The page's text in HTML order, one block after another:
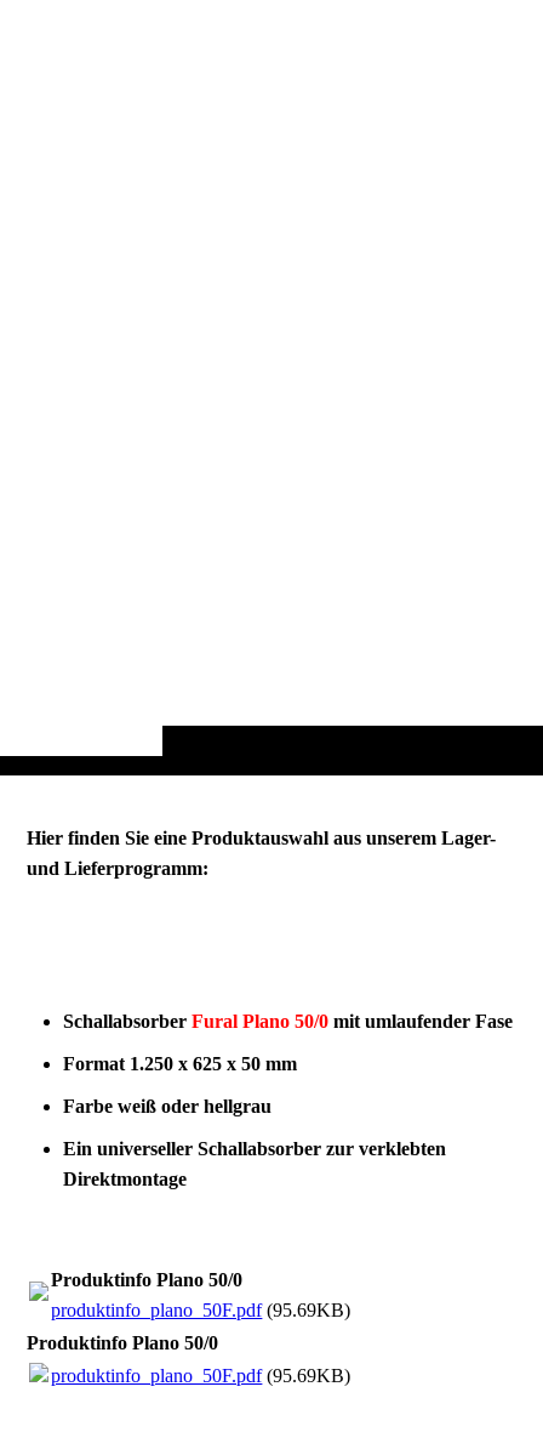
Hier finden Sie eine Produktauswahl aus unserem Lager-
und Lieferprogramm:
SchallabsorberFural Plano 50/0 mit umlaufender Fase
Format 1.250 x 625 x 50 mm
Farbe weiß oder hellgrau
Ein universeller Schallabsorber zur verklebten
Direktmontage
Produktinfo Plano 50/0
produktinfo_plano_50F.pdf(95.69KB)
Produktinfo Plano 50/0
produktinfo_plano_50F.pdf(95.69KB)